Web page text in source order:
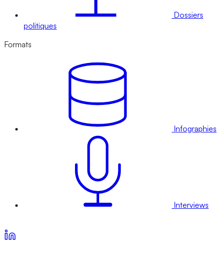
Dossiers
politiques
Formats
Infographies
Interviews